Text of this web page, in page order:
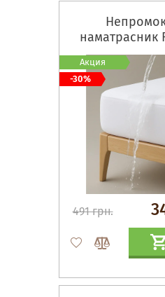
наматрасник
резинке по
491 грн.
Акция
-30%